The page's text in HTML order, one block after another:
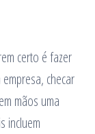
certo é fazer
checar
mãos uma
incluem